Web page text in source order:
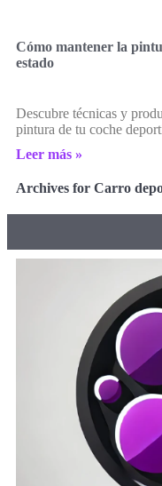
Cómo mantener la
estado
Descubre técnicas y
pintura de tu coche
Leer más »
Archives for Carro